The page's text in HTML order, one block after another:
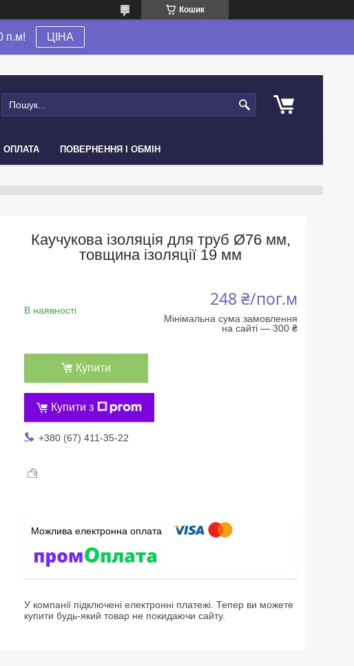
Кошик
п.м! ЦІНА
ОПЛАТА ПОВЕРНЕННЯ І ОБМІН
Каучукова ізоляція для труб Ø76 мм,
товщина ізоляції 19 мм
В наявності
248 ₴/пог.м
Мінімальна сума замовлення
на сайті — 300 ₴
Купити
Купити з
+380 (67) 411-35-22
У компанії підключені електронні платежі. Тепер ви можете
купити будь-який товар не покидаючи сайту.